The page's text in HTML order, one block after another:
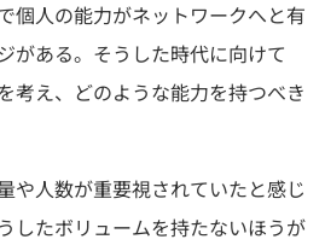
個人の能力がネットワークへと有
がある。そうした時代に向けて
考え、どのような能力を持つべき
や人数が重要視されていたと感じ
したボリュームを持たないほうが